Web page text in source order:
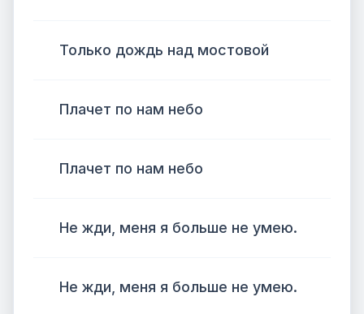
Только дождь над мостовой
Плачет по нам небо
Плачет по нам небо
Не жди, меня я больше не умею.
Не жди, меня я больше не умею.